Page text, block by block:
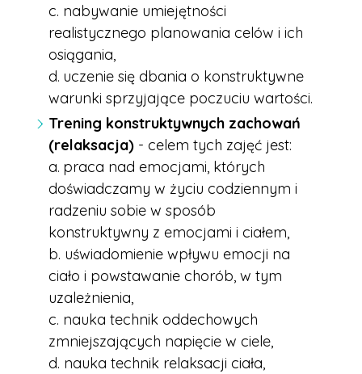
c. nabywanie umiejętności
realistycznego planowania celów i ich
osiągania,
d. uczenie się dbania o konstruktywne
warunki sprzyjające poczuciu wartości.
Trening konstruktywnych zachowań
(relaksacja) - celem tych zajęć jest:
a. praca nad emocjami, których
doświadczamy w życiu codziennym i
radzeniu sobie w sposób
konstruktywny z emocjami i ciałem,
b. uświadomienie wpływu emocji na
ciało i powstawanie chorób, w tym
uzależnienia,
c. nauka technik oddechowych
zmniejszających napięcie w ciele,
d. nauka technik relaksacji ciała,